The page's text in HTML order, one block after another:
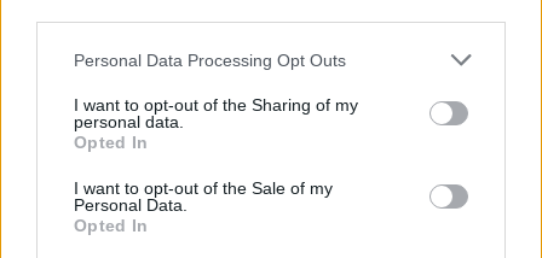
Please note that this website/app uses one or more Google
not limited to your visit or usage behaviour. You may click to
grant or deny consent to Google and its third-party tags to
use your data for below specified purposes in below Google
consent section.
Personal Data Processing Opt Outs
I want to opt-out of the Sharing of my
personal data.
Opted In
I want to opt-out of the Sale of my
Personal Data.
Opted In
Radosław Brud
Sokoła Sieniawa